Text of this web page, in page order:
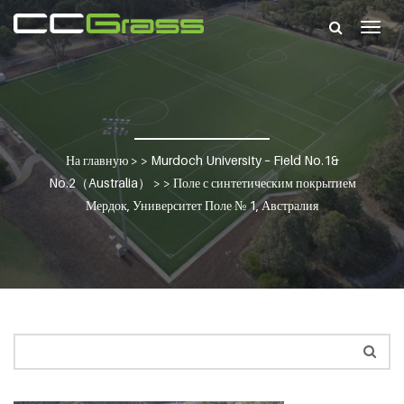
На главную> > Murdoch University – Field No.1&
No.2（Australia）
> > Поле с синтетическим покрытием
Мердок, Университет Поле № 1, Австралия